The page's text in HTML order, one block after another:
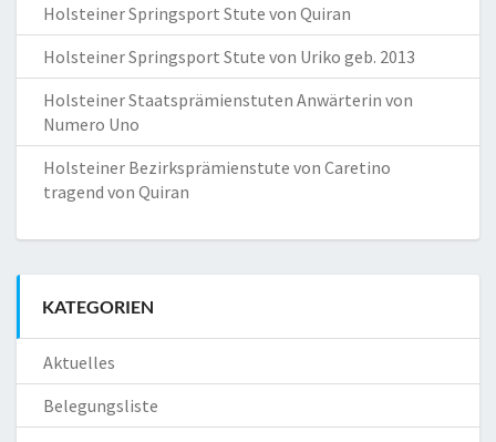
Holsteiner Springsport Stute von Quiran
Holsteiner Springsport Stute von Uriko geb. 2013
Holsteiner Staatsprämienstuten Anwärterin von
Numero Uno
Holsteiner Bezirksprämienstute von Caretino
tragend von Quiran
KATEGORIEN
Aktuelles
Belegungsliste